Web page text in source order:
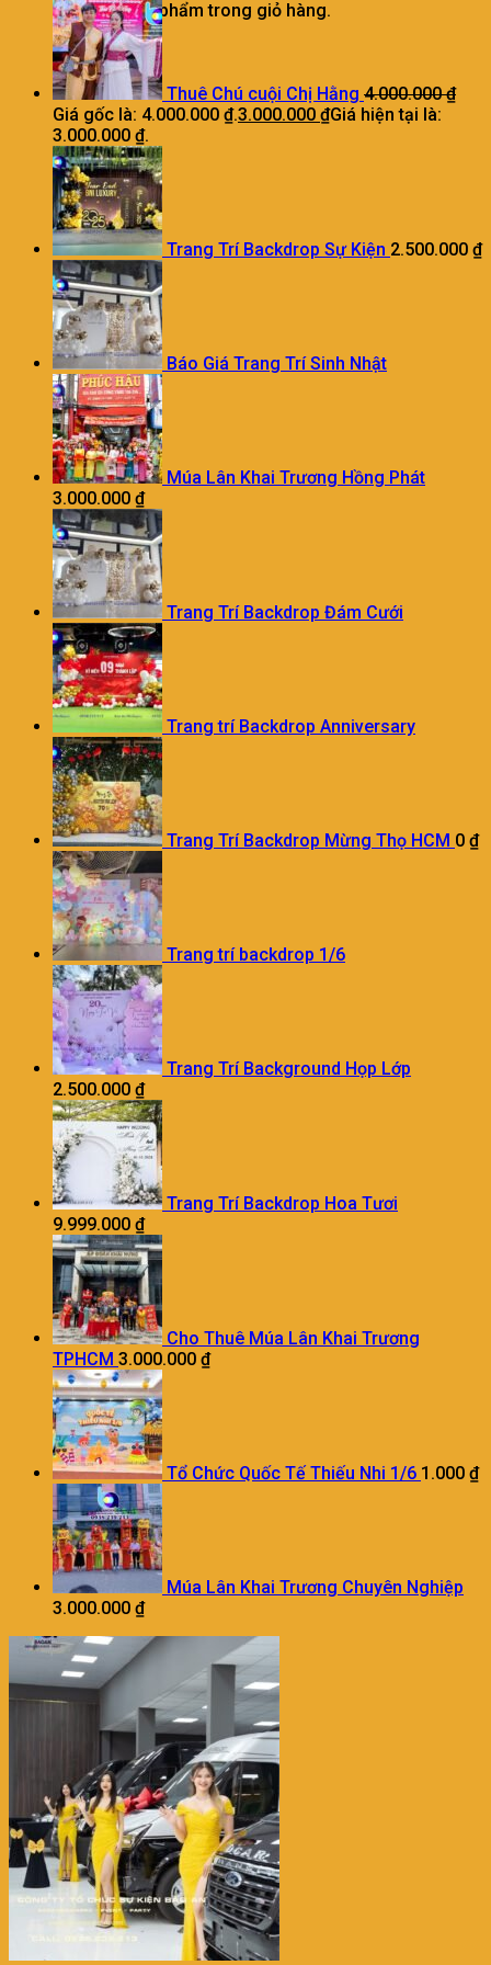
Chưa có sản phẩm trong giỏ hàng.
Thuê Chú cuội Chị Hằng 4.000.000₫
Giá gốc là: 4.000.000 ₫.3.000.000 ₫Giá hiện tại là:
3.000.000 ₫.
Trang Trí Backdrop Sự Kiện 2.500.000 ₫
Báo Giá Trang Trí Sinh Nhật
Múa Lân Khai Trương Hồng Phát
3.000.000 ₫
Trang Trí Backdrop Đám Cưới
Trang trí Backdrop Anniversary
Trang Trí Backdrop Mừng Thọ HCM 0 ₫
Trang trí backdrop 1/6
Trang Trí Background Họp Lớp
2.500.000 ₫
Trang Trí Backdrop Hoa Tươi
9.999.000 ₫
Cho Thuê Múa Lân Khai Trương
TPHCM 3.000.000 ₫
Tổ Chức Quốc Tế Thiếu Nhi 1/6 1.000 ₫
Múa Lân Khai Trương Chuyên Nghiệp
3.000.000 ₫